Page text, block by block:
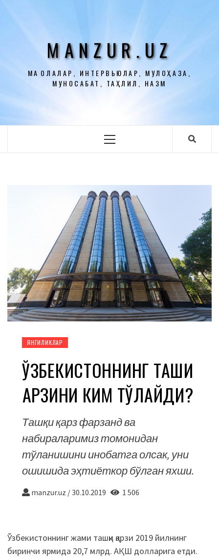
MANZUR.UZ
МАҚОЛАЛАР, ИНТЕРВЬЮЛАР, МУЛОҲАЗА,
МУНОСАБАТ, ТАҲЛИЛ, НАЗМ
меню
ЯНГИЛИКЛАР
ЎЗБЕКИСТОННИНГ ТАШҚИ
ҚАРЗИНИ КИМ ТЎЛАЙДИ?
Ташқи қарз фарзанд ва
набираларимиз томонидан
тўланишини инобатга олсак, уни
ошишида эҳтиёткор бўлган яхши.
manzur.uz /30.10.2019 1 506
Ўзбекистоннинг жами ташқи қарзи 2019 йилнинг
биринчи ярмида 20,7 млрд. АҚШ долларига етди.